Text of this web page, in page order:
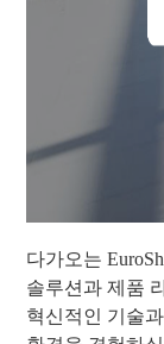
다가오는
솔루션과 제품
혁신적인 기술